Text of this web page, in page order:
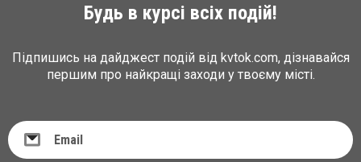
Будь в курсі всіх подій!
Підпишись на дайджест подій від kvtok.com, дізнавайся
першим про найкращі заходи у твоєму місті.